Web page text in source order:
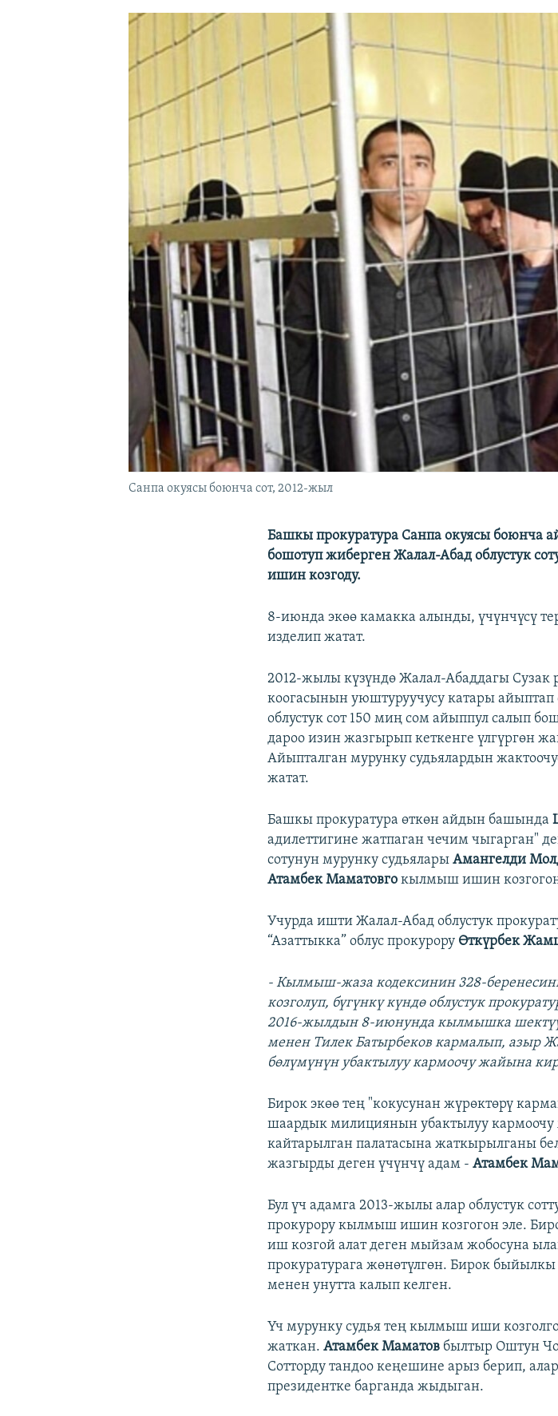
Санпа окуясы боюнча сот, 2012-жыл
Башкы прокуратура Санпа окуясы боюнча
бошотуп жиберген Жалал-Абад облустук
ишин козгоду.
8-июнда экөө камакка алынды, үчүнчүсү
изделип жатат.
2012-жылы күзүндө Жалал-Абаддагы Сузак
коогасынын уюштуруучусу катары
облустук сот 150 миң сом айыппул салып
дароо изин жазгырып кеткенге үлгүргөн
Айыпталган мурунку судьялардын
жатат.
Башкы прокуратура өткөн айдын башында
адилеттигине жатпаган чечим чыгарган"
сотунун мурунку судьяларыАмангелди
Атамбек Маматовгокылмыш ишин
Учурда ишти Жалал-Абад облустук
“Азаттыкка” облус прокурору Өткүрбек
- Кылмыш-жаза кодексинин 328-
козголуп, бүгүнкү күндө облустук
2016-жылдын 8-июнунда кылмышка
менен Тилек Батырбеков кармалып, азыр
бөлүмүнүн убактылуу кармоочу жайына
Бирок экөө тең "кокусунан жүрөктөрү
шаардык милициянын убактылуу
кайтарылган палатасына жаткырылганы
жазгырды деген үчүнчү адам -Атамбек
Бул үч адамга 2013-жылы алар облустук
прокурору кылмыш ишин козгогон эле.
иш козгой алат деген мыйзам жобосуна
прокуратурага жөнөтүлгөн. Бирок
менен унутта калып келген.
Үч мурунку судья тең кылмыш иши
жаткан.Атамбек Маматов былтыр Оштун
Сотторду тандоо кеңешине арыз берип,
президентке барганда жыдыган.